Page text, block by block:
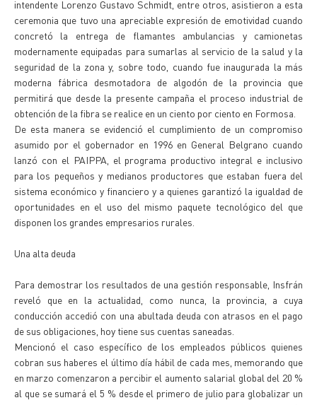
intendente Lorenzo Gustavo Schmidt, entre otros, asistieron a esta
ceremonia que tuvo una apreciable expresión de emotividad cuando
concretó la entrega de flamantes ambulancias y camionetas
modernamente equipadas para sumarlas al servicio de la salud y la
seguridad de la zona y, sobre todo, cuando fue inaugurada la más
moderna fábrica desmotadora de algodón de la provincia que
permitirá que desde la presente campaña el proceso industrial de
obtención de la fibra se realice en un ciento por ciento en Formosa.
De esta manera se evidenció el cumplimiento de un compromiso
asumido por el gobernador en 1996 en General Belgrano cuando
lanzó con el PAIPPA, el programa productivo integral e inclusivo
para los pequeños y medianos productores que estaban fuera del
sistema económico y financiero y a quienes garantizó la igualdad de
oportunidades en el uso del mismo paquete tecnológico del que
disponen los grandes empresarios rurales.
Una alta deuda
Para demostrar los resultados de una gestión responsable, Insfrán
reveló que en la actualidad, como nunca, la provincia, a cuya
conducción accedió con una abultada deuda con atrasos en el pago
de sus obligaciones, hoy tiene sus cuentas saneadas.
Mencionó el caso específico de los empleados públicos quienes
cobran sus haberes el último día hábil de cada mes, memorando que
en marzo comenzaron a percibir el aumento salarial global del 20 %
al que se sumará el 5 % desde el primero de julio para globalizar un